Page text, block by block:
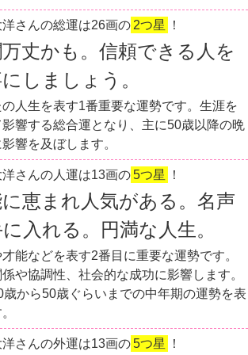
洋さんの総運は26画の 2つ星 ！
丈かも。信頼できる人を
しましょう。
の人生を表す1番重要な運勢です。生涯を
響する総合運となり、主に50歳以降の晩
響を及ぼします。
洋さんの人運は13画の5つ星 ！
恵まれ人気がある。名声
入れる。円満な人生。
能などを表す2番目に重要な運勢です。
係や協調性、社会的な成功に影響します。
歳から50歳ぐらいまでの中年期の運勢を表
洋さんの外運は13画の5つ星 ！